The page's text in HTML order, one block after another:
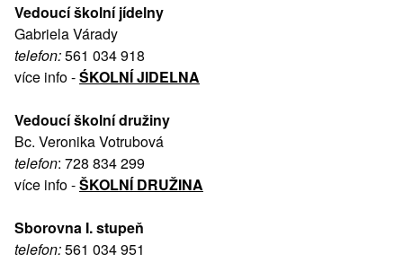
Vedoucí školní jídelny
Gabriela Várady
telefon:561 034 918
více info -ŚKOLNÍ JIDELNA
Vedoucí školní družiny
Bc. Veronika Votrubová
telefon: 728 834 299
více info -ŠKOLNÍ DRUŽINA
Sborovna I. stupeň
telefon:561 034 951